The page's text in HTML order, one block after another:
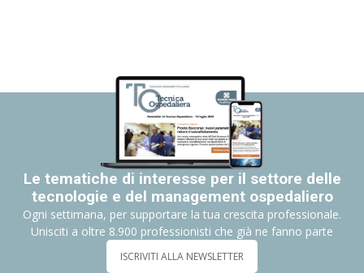
Le tematiche di interesse per il settore delle
tecnologie e del management ospedaliero
Ogni settimana, per supportare la tua crescita professionale.
Unisciti a oltre 8.900 professionisti che già ne fanno parte
ISCRIVITI ALLA NEWSLETTER